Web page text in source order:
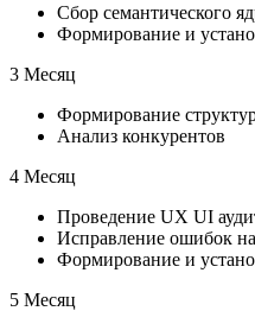
Сбор семантического
Формирование и
3 Месяц
Формирование
Анализ конкурентов
4 Месяц
Проведение UX UI
Исправление ошибок
Формирование и
5 Месяц